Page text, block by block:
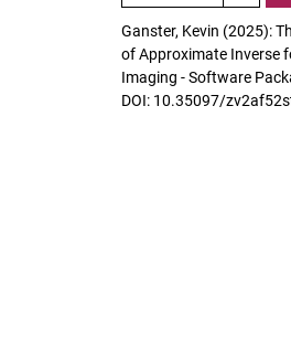
Ganster, Kevin (2025):
of Approximate Inverse
Imaging - Software
DOI: 10.35097/